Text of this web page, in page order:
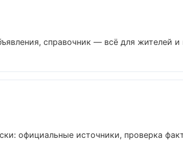
справочник — всё для жителей и
официальные источники, проверка